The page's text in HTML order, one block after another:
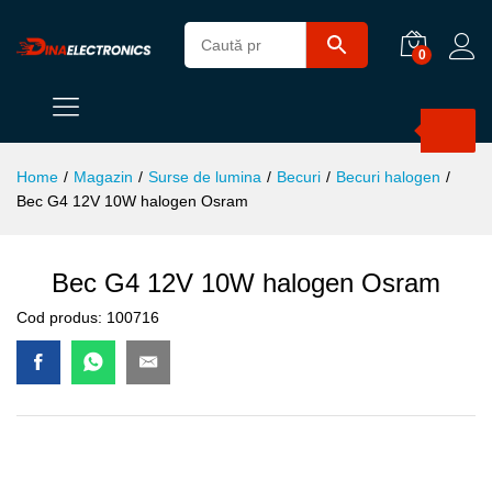
0
Home / Magazin / Surse de lumina / Becuri / Becuri halogen /
Bec G4 12V 10W halogen Osram
Bec G4 12V 10W halogen Osram
Cod produs: 100716